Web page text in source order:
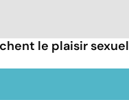
le plaisir sexuel